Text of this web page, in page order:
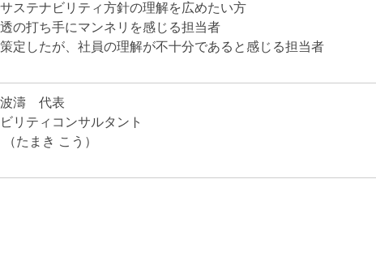
サステナビリティ方針の理解を広めたい方
透の打ち手にマンネリを感じる担当者
策定したが、社員の理解が不十分であると感じる担当者
波濤 代表
リティコンサルタント
たまき こう）